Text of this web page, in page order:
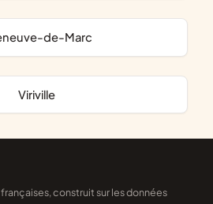
de-Marc
Viriville